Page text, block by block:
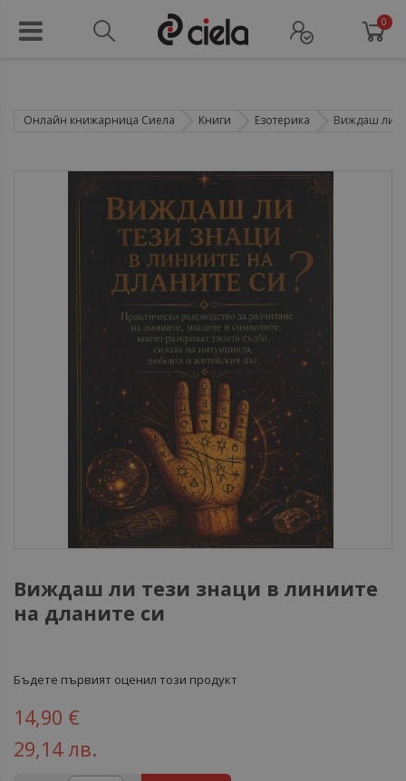
0
Онлайн книжарница Сиела Книги Езотерика Виждаш ли
Виждаш ли тези знаци в линиите
на дланите си
Бъдете първият оценил този продукт
14,90 €
29,14 лв.